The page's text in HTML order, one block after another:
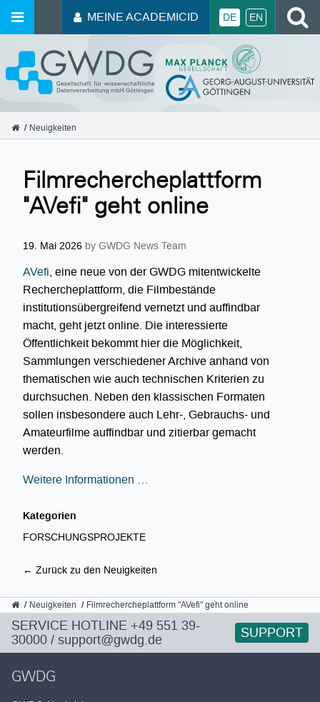
MEINE ACADEMICID DE EN
GWDG
Neuigkeiten
Filmrechercheplattform
"AVefi" geht online
19. Mai 2026 by GWDG News Team
AVefi , eine neue von der GWDG mitentwickelte
Rechercheplattform, die Filmbestände
institutionsübergreifend vernetzt und auffindbar
macht, geht jetzt online. Die interessierte
Öffentlichkeit bekommt hier die Möglichkeit,
Sammlungen verschiedener Archive anhand von
thematischen wie auch technischen Kriterien zu
durchsuchen. Neben den klassischen Formaten
sollen insbesondere auch Lehr-, Gebrauchs- und
Amateurfilme auffindbar und zitierbar gemacht
werden.
Weitere Informationen …
Kategorien
FORSCHUNGSPROJEKTE
← Zurück zu den Neuigkeiten
GWDG
Neuigkeiten Filmrechercheplattform "AVefi" geht online
SERVICE HOTLINE +49 551 39-
30000 / support@gwdg.de SUPPORT
GWDG